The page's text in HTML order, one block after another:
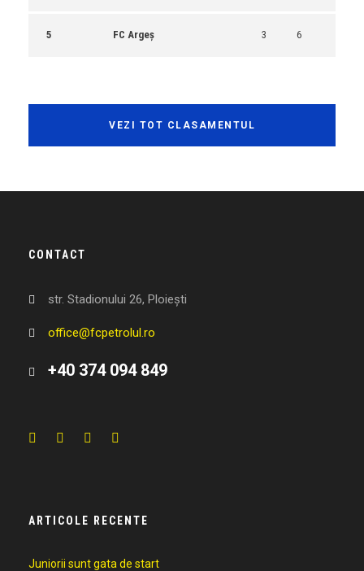
5 FC Argeș 3 6
VEZI TOT CLASAMENTUL
CONTACT
str. Stadionului 26, Ploiești
office@fcpetrolul.ro
+40 374 094 849
ARTICOLE RECENTE
Juniorii sunt gata de start